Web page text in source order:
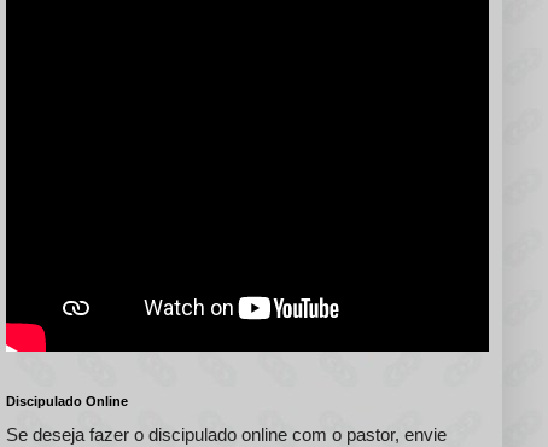
Discipulado Online
Se deseja fazer o discipulado online com o pastor, envie